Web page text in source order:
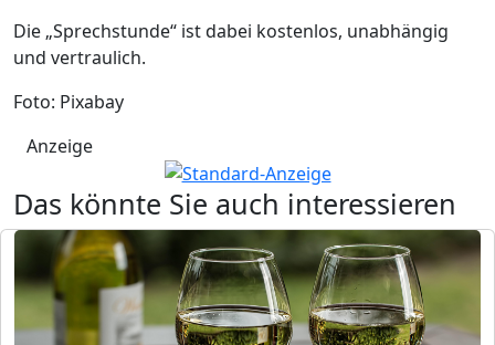
Die „Sprechstunde“ ist dabei kostenlos, unabhängig
und vertraulich.
Foto: Pixabay
Anzeige
Das könnte Sie auch interessieren